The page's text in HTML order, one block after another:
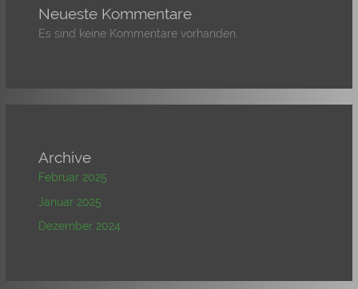
Neueste Kommentare
Es sind keine Kommentare vorhanden.
Archive
Februar 2025
Januar 2025
Dezember 2024